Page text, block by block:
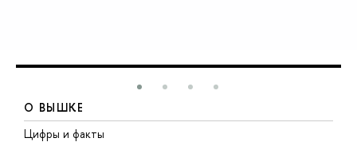
О ВЫШКЕ
Цифры и факты